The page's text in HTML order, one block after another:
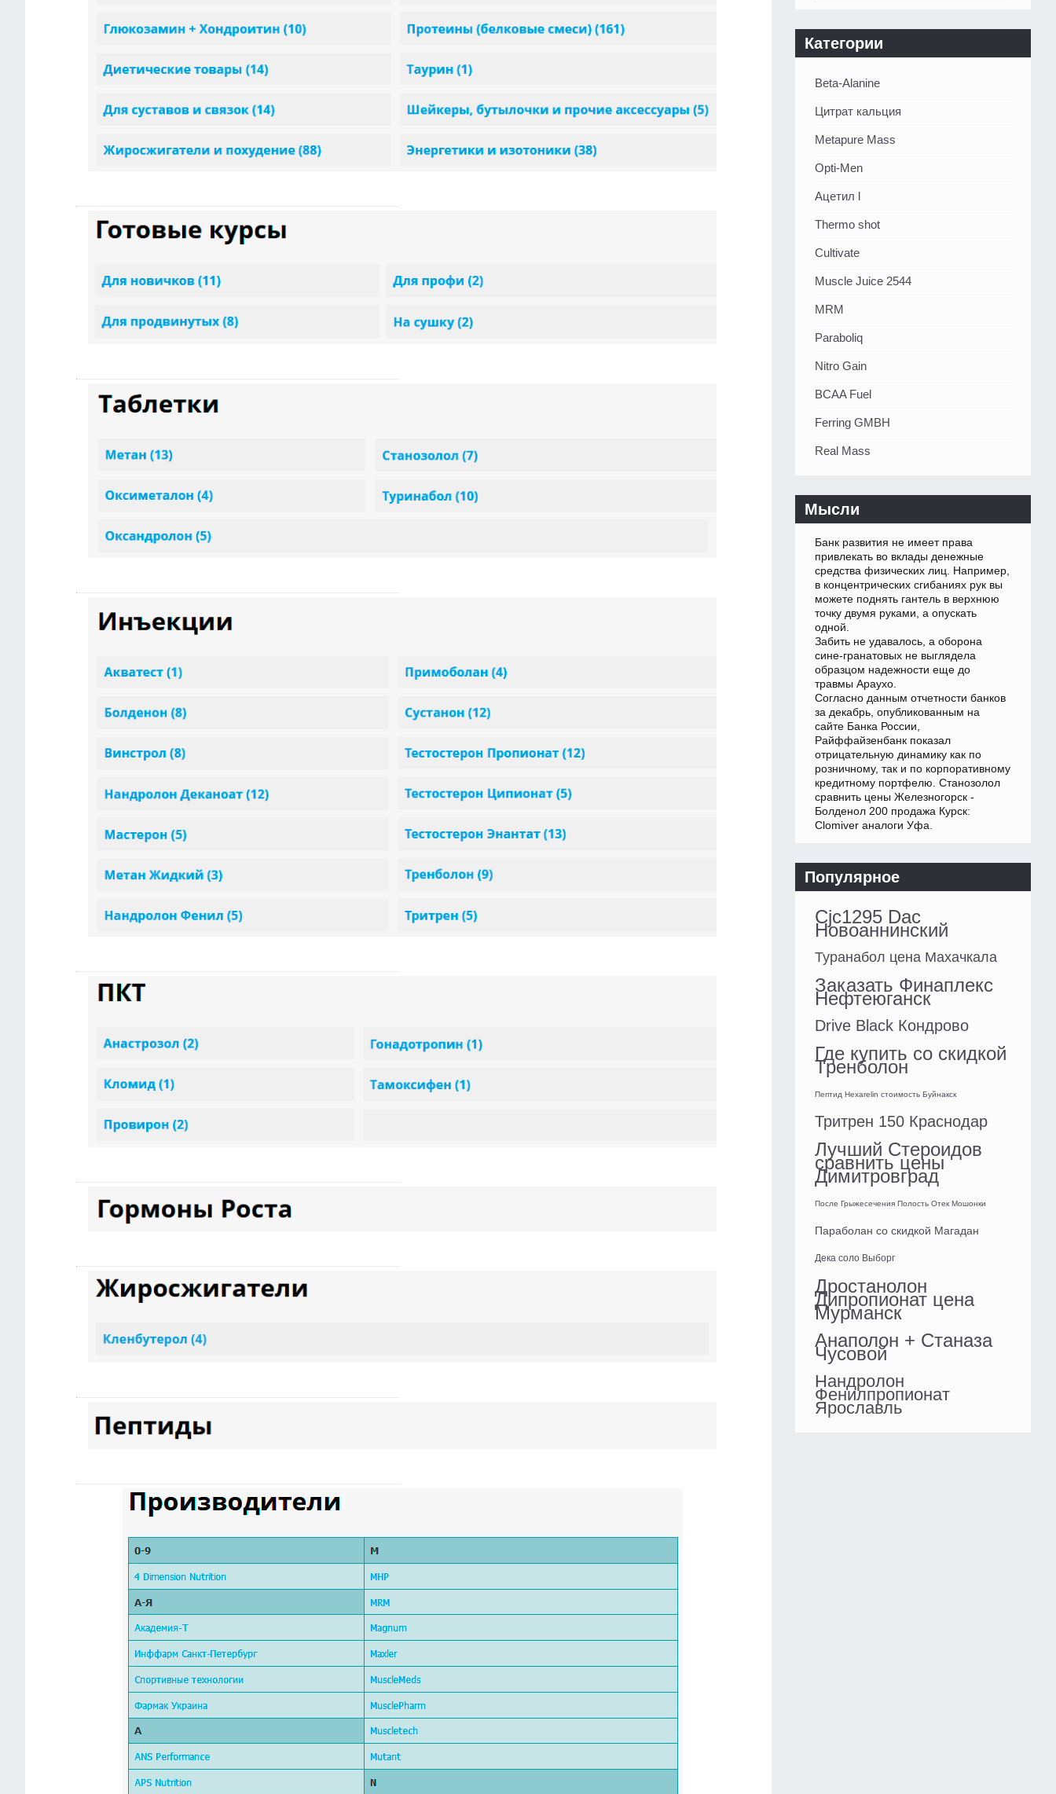
Категории
Beta-Alanine
Цитрат кальция
Metapure Mass
Opti-Men
Ацетил l
Thermo shot
Cultivate
Muscle Juice 2544
MRM
Paraboliq
Nitro Gain
BCAA Fuel
Ferring GMBH
Real Mass
Мысли
Банк развития не имеет права
привлекать во вклады денежные
средства физических лиц. Например,
в концентрических сгибаниях рук вы
можете поднять гантель в верхнюю
точку двумя руками, а опускать
одной.
Забить не удавалось, а оборона
сине-гранатовых не выглядела
образцом надежности еще до
травмы Араухо.
Согласно данным отчетности банков
за декабрь, опубликованным на
сайте Банка России,
Райффайзенбанк показал
отрицательную динамику как по
розничному, так и по корпоративному
кредитному портфелю. Станозолол
сравнить цены Железногорск -
Болденол 200 продажа Курск:
Clomiver аналоги Уфа.
Популярное
Cjc1295 Dac
Новоаннинский
Туранабол цена Махачкала
Заказать Финаплекс
Нефтеюганск
Drive Black Кондрово
Где купить со скидкой
Тренболон
Пептид Hexarelin стоимость Буйнакск
Тритрен 150 Краснодар
Лучший Стероидов
сравнить цены
Димитровград
После Грыжесечения Полость Отек Мошонки
Параболан со скидкой Магадан
Дека соло Выборг
Дростанолон
Дипропионат цена
Мурманск
Анаполон + Станаза
Чусовой
Нандролон
Фенилпропионат
Ярославль